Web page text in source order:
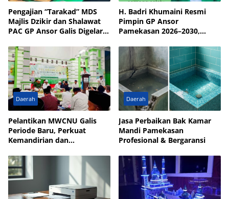
Pengajian “Tarakad” MDS
Majlis Dzikir dan Shalawat
PAC GP Ansor Galis Digelar
Bulay
H. Badri Khumaini Resmi
Pimpin GP Ansor
Pamekasan 2026–2030,
Daerah
Pelantikan MWCNU Galis
Periode Baru, Perkuat
Kemandirian dan
Daerah
Jasa Perbaikan Bak Kamar
Mandi Pamekasan
Profesional & Bergaransi